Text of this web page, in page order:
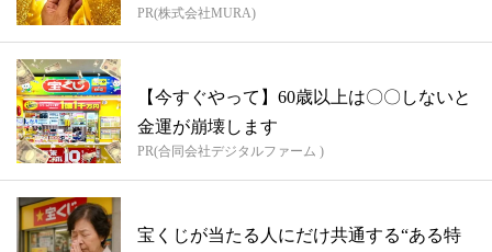
PR(株式会社MURA)
【今すぐやって】60歳以上は〇〇しないと
金運が崩壊します
PR(合同会社デジタルファーム )
宝くじが当たる人にだけ共通する“ある特